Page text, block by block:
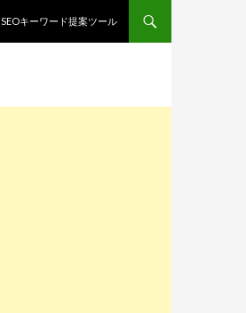
SEOキーワード提案ツール